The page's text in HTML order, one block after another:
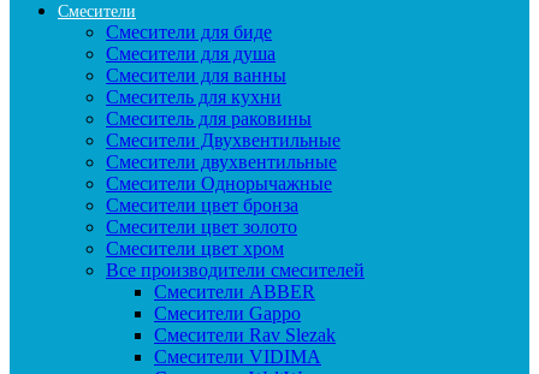
Смесители
Смесители для биде
Смесители для душа
Смесители для ванны
Смеситель для кухни
Смеситель для раковины
Смесители Двухвентильные
Смесители двухвентильные
Смесители Однорычажные
Смесители цвет бронза
Смесители цвет золото
Смесители цвет хром
Все производители смесителей
Cмесители ABBER
Cмесители Gappo
Cмесители Rav Slezak
Cмесители VIDIMA